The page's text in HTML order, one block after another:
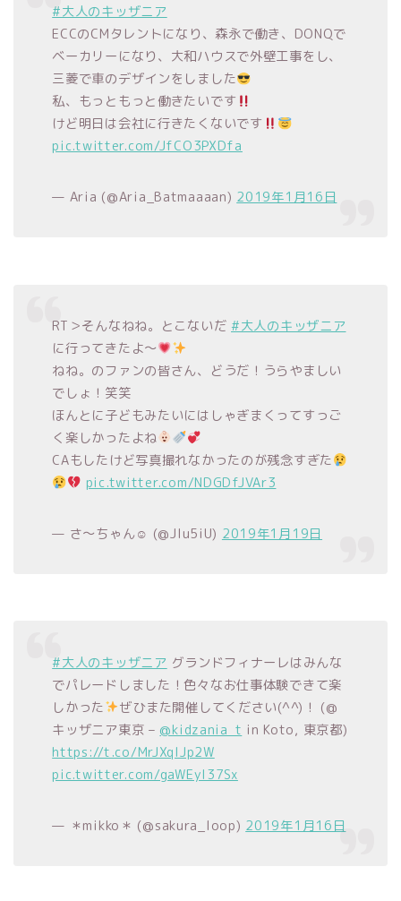
#大人のキッザニア
ECCのCMタレントになり、森永で働き、DONQで
ベーカリーになり、大和ハウスで外壁工事をし、
三菱で車のデザインをしました
私、もっともっと働きたいです
けど明日は会社に行きたくないです
pic.twitter.com/JfCO3PXDfa
— Aria (@Aria_Batmaaaan) 2019年1月16日
RT＞そんなねね。とこないだ #大人のキッザニア
に行ってきたよ〜
ねね。のファンの皆さん、どうだ！うらやましい
でしょ！笑笑
ほんとに子どもみたいにはしゃぎまくってすっご
く楽しかったよね
CAもしたけど写真撮れなかったのが残念すぎた
pic.twitter.com/NDGDfJVAr3
— さ〜ちゃん☺︎ (@Jlu5iU) 2019年1月19日
#大人のキッザニア グランドフィナーレはみんな
でパレードしました！色々なお仕事体験できて楽
しかった
ぜひまた開催してください(^^)！ (@
キッザニア東京 – @kidzania_t in Koto, 東京都)
https://t.co/MrJXqlJp2W
pic.twitter.com/gaWEyI37Sx
— ＊mikko＊ (@sakura_loop) 2019年1月16日